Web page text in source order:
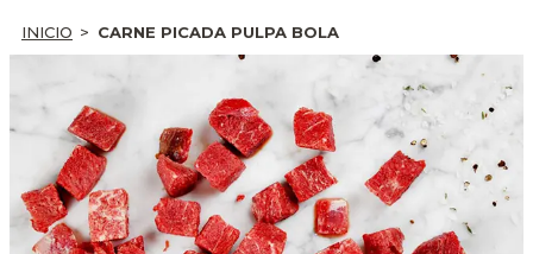
INICIO CARNE PICADA PULPA BOLA